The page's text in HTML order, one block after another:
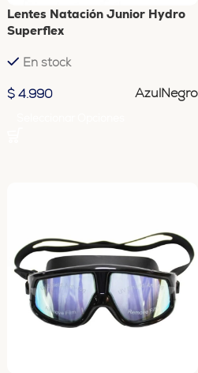
Lentes Natación Junior Hydro
Superflex
En stock
$ 4.990 AzulNegro